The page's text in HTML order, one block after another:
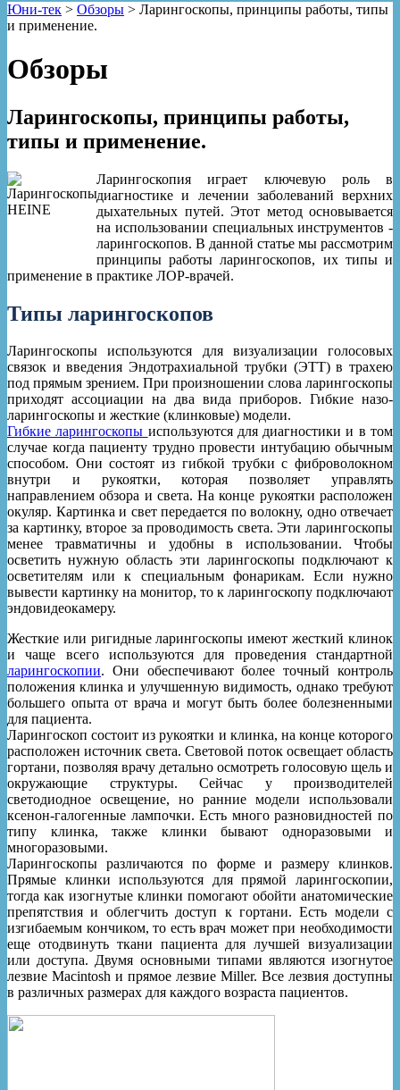
Юни-тек > Обзоры > Ларингоскопы, принципы работы, типы
и применение.
Обзоры
Ларингоскопы, принципы работы,
типы и применение.
Ларингоскопия играет ключевую роль в
диагностике и лечении заболеваний верхних
дыхательных путей. Этот метод основывается
на использовании специальных инструментов -
ларингоскопов. В данной статье мы рассмотрим
принципы работы ларингоскопов, их типы и
применение в практике ЛОР-врачей.
Типы ларингоскопов
Ларингоскопы используются для визуализации голосовых
связок и введения Эндотрахиальной трубки (ЭТТ) в трахею
под прямым зрением. При произношении слова ларингоскопы
приходят ассоциации на два вида приборов. Гибкие назо-
ларингоскопы и жесткие (клинковые) модели.
Гибкие ларингоскопы используются для диагностики и в том
случае когда пациенту трудно провести интубацию обычным
способом. Они состоят из гибкой трубки с фиброволокном
внутри и рукоятки, которая позволяет управлять
направлением обзора и света. На конце рукоятки расположен
окуляр. Картинка и свет передается по волокну, одно отвечает
за картинку, второе за проводимость света. Эти ларингоскопы
менее травматичны и удобны в использовании. Чтобы
осветить нужную область эти ларингоскопы подключают к
осветителям или к специальным фонарикам. Если нужно
вывести картинку на монитор, то к ларингоскопу подключают
эндовидеокамеру.
Жесткие или ригидные ларингоскопы имеют жесткий клинок
и чаще всего используются для проведения стандартной
ларингоскопии. Они обеспечивают более точный контроль
положения клинка и улучшенную видимость, однако требуют
большего опыта от врача и могут быть более болезненными
для пациента.
Ларингоскоп состоит из рукоятки и клинка, на конце которого
расположен источник света. Световой поток освещает область
гортани, позволяя врачу детально осмотреть голосовую щель и
окружающие структуры. Сейчас у производителей
светодиодное освещение, но ранние модели использовали
ксенон-галогенные лампочки. Есть много разновидностей по
типу клинка, также клинки бывают одноразовыми и
многоразовыми.
Ларингоскопы различаются по форме и размеру клинков.
Прямые клинки используются для прямой ларингоскопии,
тогда как изогнутые клинки помогают обойти анатомические
препятствия и облегчить доступ к гортани. Есть модели с
изгибаемым кончиком, то есть врач может при необходимости
еще отодвинуть ткани пациента для лучшей визуализации
или доступа. Двумя основными типами являются изогнутое
лезвие Macintosh и прямое лезвие Miller. Все лезвия доступны
в различных размерах для каждого возраста пациентов.